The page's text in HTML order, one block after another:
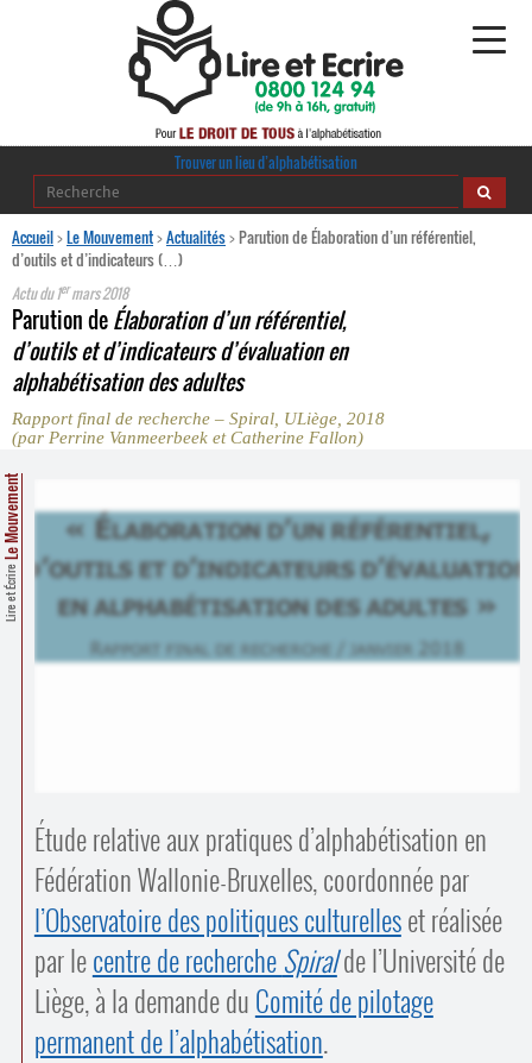
Alphabétisation
·
journaldelalpha.be
Ressources pédagogiques
Comprendre et parler
Bienvenue en Belgique
Contacts
Trouver un lieu d’alphabétisation
Trouver un lieu d’alphabétisation
Accueil>Le Mouvement>Actualités>Parution de Élaboration d’un référentiel,
d’outils et d’indicateurs (…)
Actu du1ermars 2018
Parution deÉlaboration d’un référentiel,
d’outils et d’indicateurs d’évaluation en
alphabétisation des adultes
Rapport final de recherche – Spiral, ULiège, 2018
(par Perrine Vanmeerbeek et Catherine Fallon)
Lire et Écrire
Le Mouvement
Étude relative aux pratiques d’alphabétisation en
Fédération Wallonie-Bruxelles, coordonnée par
l’Observatoire des politiques culturelleset réalisée
par lecentre de recherche Spiralde l’Université de
Liège, à la demande du Comité de pilotage
permanent de l’alphabétisation.